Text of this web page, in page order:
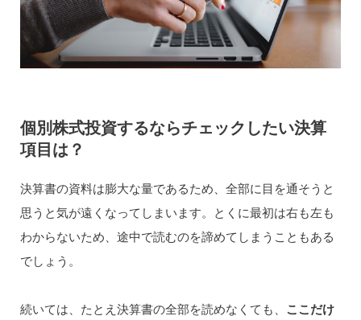
個別株式投資するならチェックしたい決算
項目は？
決算書の資料は膨大な量であるため、全部に目を通そうと
思うと気が遠くなってしまいます。とくに最初は右も左も
わからないため、途中で読むのを諦めてしまうこともある
でしょう。
続いては、たとえ決算書の全部を読めなくても、 ここだけ